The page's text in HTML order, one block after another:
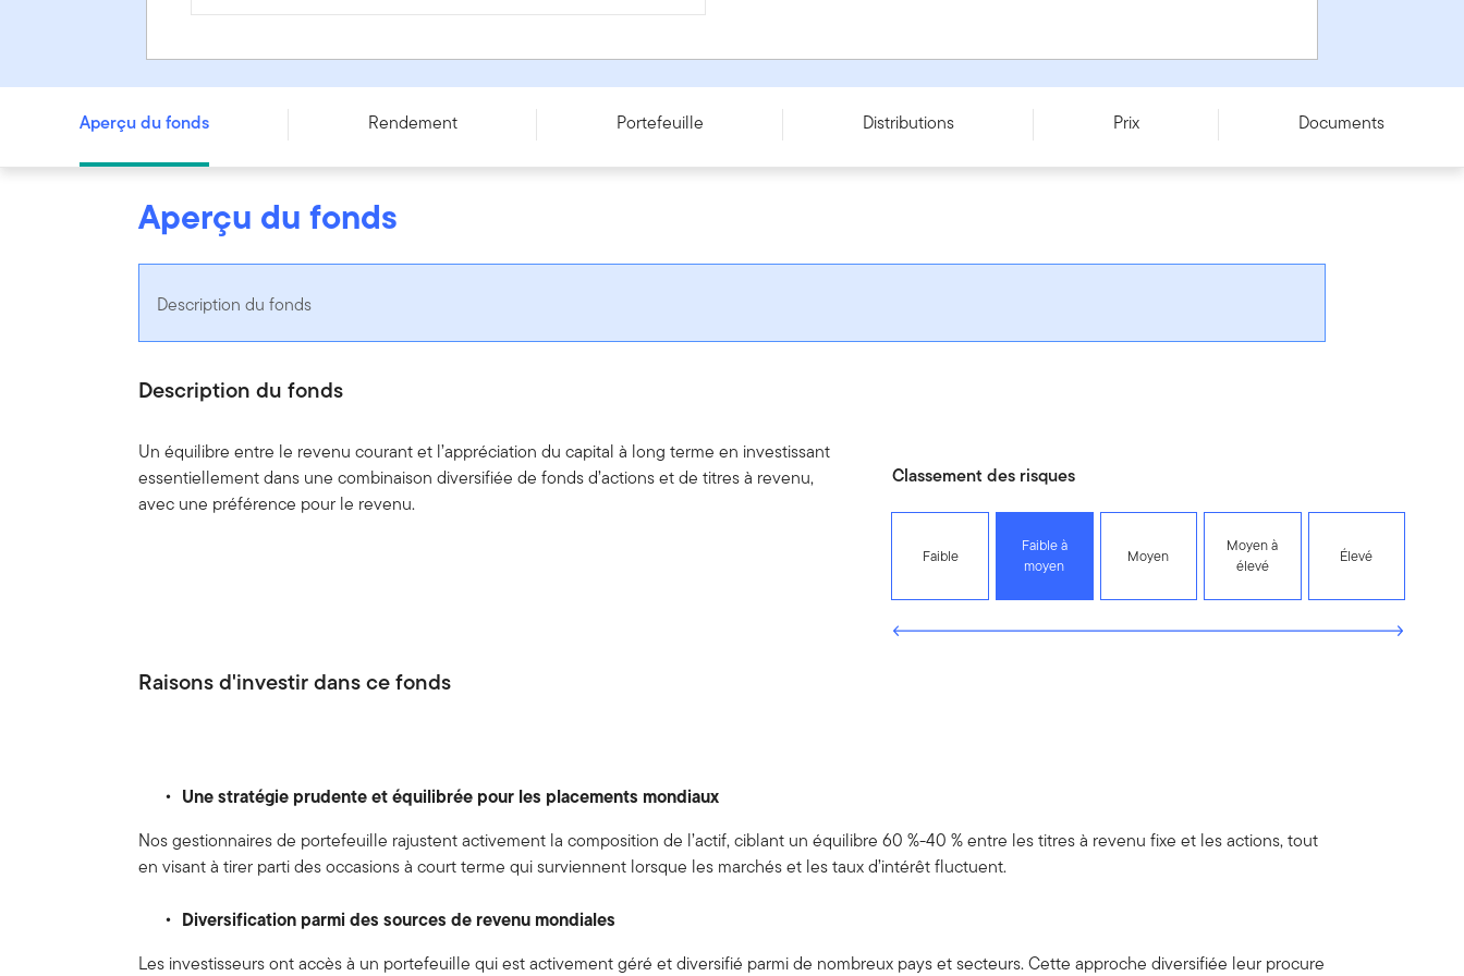
Portefeuille équilibré de revenu Franklin Quotentiel - Series V - CAD
Aperçu du fonds Rendement Portefeuille Distributions Prix Documents
Aperçu du fonds
Description du fonds
Description du fonds
Un équilibre entre le revenu courant et l’appréciation du capital à long terme en investissant
essentiellement dans une combinaison diversifiée de fonds d’actions et de titres à revenu,
avec une préférence pour le revenu.
Classement des risques
Faible
Faible à
moyen
Moyen
Moyen à
élevé
Élevé
Raisons d'investir dans ce fonds
Une stratégie prudente et équilibrée pour les placements mondiaux
Nos gestionnaires de portefeuille rajustent activement la composition de l’actif, ciblant un équilibre 60 %-40 % entre les titres à revenu fixe et les actions, tout
en visant à tirer parti des occasions à court terme qui surviennent lorsque les marchés et les taux d’intérêt fluctuent.
Diversification parmi des sources de revenu mondiales
Les investisseurs ont accès à un portefeuille qui est activement géré et diversifié parmi de nombreux pays et secteurs. Cette approche diversifiée leur procure